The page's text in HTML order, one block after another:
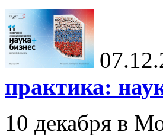
практика:
10 декабря в